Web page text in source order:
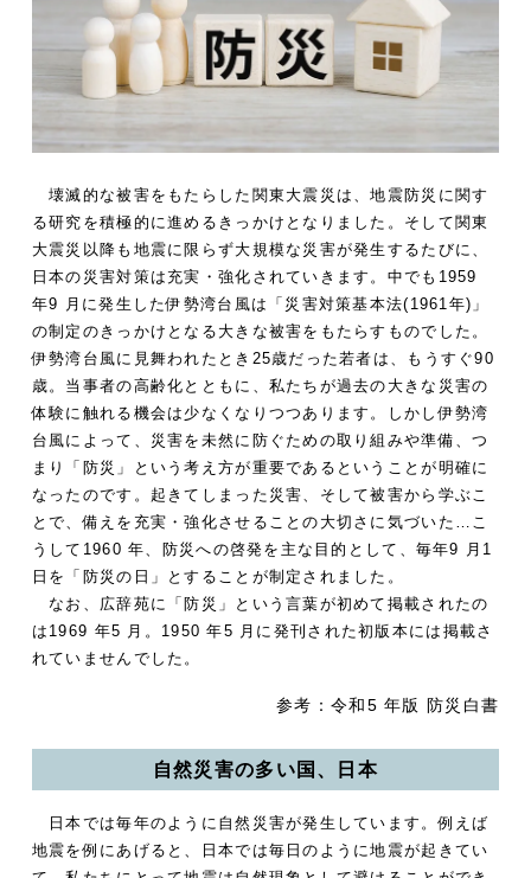
壊滅的な被害をもたらした関東大震災は、地震防災に関す
る研究を積極的に進めるきっかけとなりました。そして関東
大震災以降も地震に限らず大規模な災害が発生するたびに、
日本の災害対策は充実・強化されていきます。中でも1959
年9 月に発生した伊勢湾台風は「災害対策基本法(1961年)」
の制定のきっかけとなる大きな被害をもたらすものでした。
伊勢湾台風に見舞われたとき25歳だった若者は、もうすぐ90
歳。当事者の高齢化とともに、私たちが過去の大きな災害の
体験に触れる機会は少なくなりつつあります。しかし伊勢湾
台風によって、災害を未然に防ぐための取り組みや準備、つ
まり「防災」という考え方が重要であるということが明確に
なったのです。起きてしまった災害、そして被害から学ぶこ
とで、備えを充実・強化させることの大切さに気づいた…こ
うして1960 年、防災への啓発を主な目的として、毎年9 月1
日を「防災の日」とすることが制定されました。
なお、広辞苑に「防災」という言葉が初めて掲載されたの
は1969 年5 月。1950 年5 月に発刊された初版本には掲載さ
れていませんでした。
参考：令和5 年版 防災白書
自然災害の多い国、日本
日本では毎年のように自然災害が発生しています。例えば
地震を例にあげると、日本では毎日のように地震が起きてい